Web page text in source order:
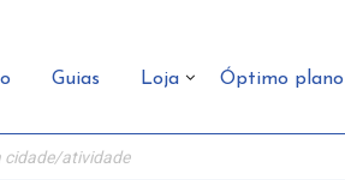
Guias Loja Óptimo plano